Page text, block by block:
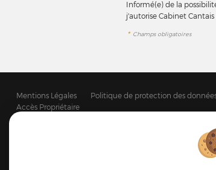
Informé(e) de la
j'autorise Cabinet
* Champs obligatoires
Mentions Légales Politique de protection des
Accès Propriétaire
Afin de vous offrir un confort de lecture